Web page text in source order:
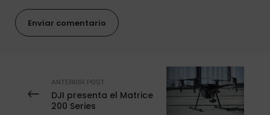
ANTERIOR POST
DJI presenta el Matrice
200 Series